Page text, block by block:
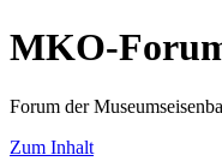
MKO-
Forum der
Zum Inhalt